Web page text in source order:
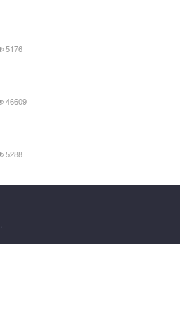
5176
46609
5288